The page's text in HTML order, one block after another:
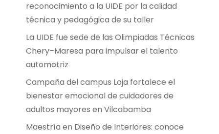
reconocimiento a la UIDE por la calidad
técnica y pedagógica de su taller
La UIDE fue sede de las Olimpiadas Técnicas
Chery–Maresa para impulsar el talento
automotriz
Campaña del campus Loja fortalece el
bienestar emocional de cuidadores de
adultos mayores en Vilcabamba
Maestría en Diseño de Interiores: conoce